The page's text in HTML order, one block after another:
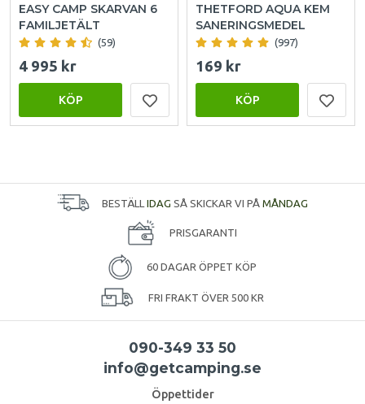
EASY CAMP SKARVAN 6
FAMILJETÄLT
(59)
4 995 kr
KÖP
THETFORD AQUA KEM
SANERINGSMEDEL
(997)
169 kr
KÖP
BESTÄLL IDAG SÅ SKICKAR VI PÅ MÅNDAG
PRISGARANTI
60 DAGAR ÖPPET KÖP
FRI FRAKT ÖVER 500 KR
090-349 33 50
info@getcamping.se
Öppettider